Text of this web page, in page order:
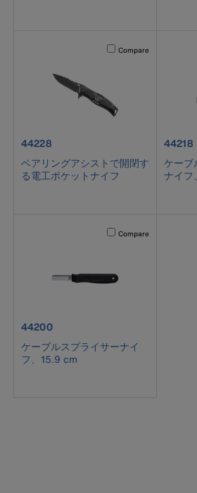
Activating this element
Compare
product number 44228
44228
ベアリングアシストで開閉す
る電工ポケットナイフ
44218
ケーブ
ナイフ
Activating this element
Compare
product number 44200
44200
ケーブルスプライサーナイ
フ、15.9 cm